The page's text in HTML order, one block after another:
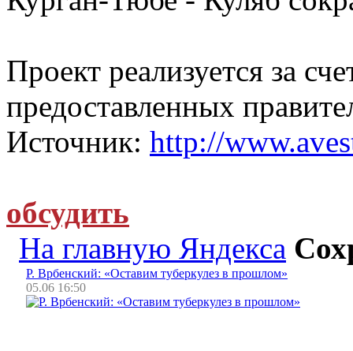
Проект реализуется за
предоставленных
Источник: http://
обсудить
На главную Яндекса
Р. Врбенский: «Оставим туберкулез в прошлом»
05.06 16:50